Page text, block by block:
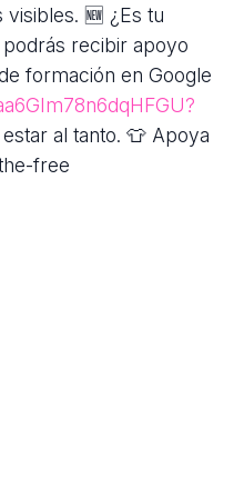
🆕 ¿Es tu
recibir apoyo
formación en Google
al tanto. 👕 Apoya
free